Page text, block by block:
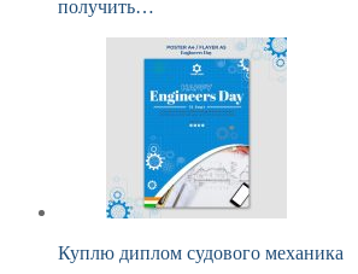
получить…
Куплю диплом судового механика